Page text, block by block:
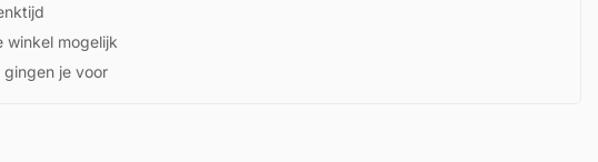
winkel mogelijk
je voor